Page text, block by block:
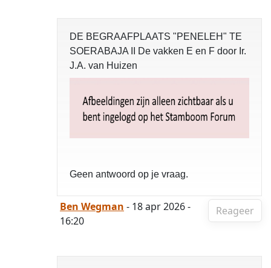
DE BEGRAAFPLAATS "PENELEH" TE
SOERABAJA II De vakken E en F door Ir.
J.A. van Huizen
Geen antwoord op je vraag.
Reageer
Ben Wegman - 18 apr 2026 -
16:20